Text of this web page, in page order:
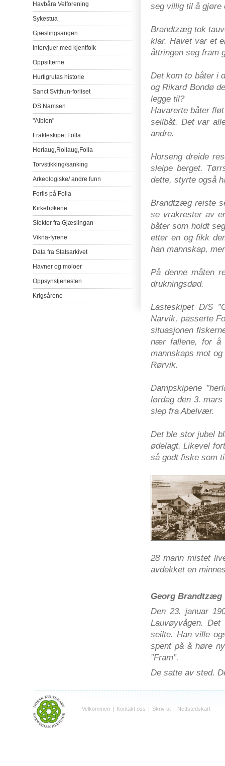
Havbåra Velforening
Sykestua
Gjæslingsangen
Intervjuer med kjentfolk
Oppsitterne
Hurtigrutas historie
Sanct Svithun-forliset
DS Namsen
"Albion"
Frakteskipet Folla
Herlaug,Rollaug,Folla
Torvstikking/sanking
Arkeologiske/andre funn
Forlis på Folla
Kirkebøkene
Slekter fra Gjæslingan
Vikna-fyrene
Data fra Statsarkivet
Havner og moloer
Oppsynstjenesten
Krigsårene
segvillig til å gjøre
Brandtzægtok
klar. Havet varet
åttringen segfram
Detkom to båteri
ogRikard Bondø
legge til?
Havarertebåter
seilbåt. Det var
andre.
Horseng dreide
sleipe berget.
dette, styrte også
Brandtzægreiste
se vrakrester av
båter som holdt seg
etter en og fikk
han mannskap,
På denne måten
drukningsdød.
Lasteskipet D/S
Narvik, passerte
situasjonen
nær fallene, forå
mannskaps mot og
Rørvik.
Dampskipene
lørdag den 3.
slep fra Abelvær.
Detble storjubel
ødelagt. Likevel
så godt fiske som
28 mann mistet
avdekketen
Georg Brandtzæg
Den 23. januar
Lauvøyvågen.
seilte. Han ville
spent på å høre
”Fram”.
De satte av sted.
Velkommen | Kontakt oss | Skriv ut | Nettstedskart